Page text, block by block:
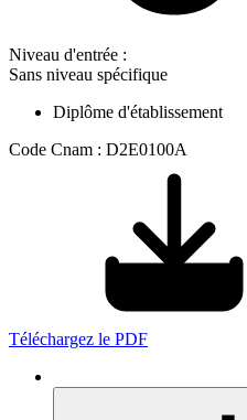
Niveau d'entrée :
Sans niveau spécifique
Diplôme d'établissement
Code Cnam : D2E0100A
Téléchargez le PDF